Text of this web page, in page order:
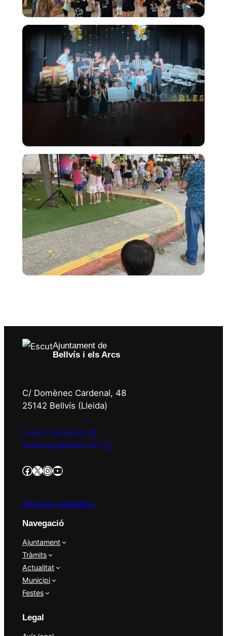
Ajuntament de
Bellvís i els Arcs
C/ Domènec Cardenal, 48
25142 Bellvís (Lleida)
+34 973 56 50 00
ajuntament@bellvis.cat
https://www.facebook.com/AjBellvisArcs/?locale=es_ES Twitter/X InstagramYouTube
Atenció ciutadana
Navegació
Ajuntament
Tràmits
Actualitat
Municipi
Festes
Legal